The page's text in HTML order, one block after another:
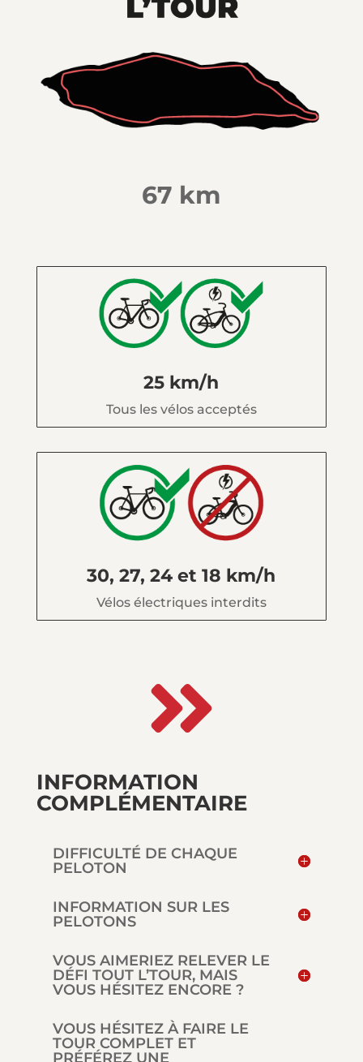
67 km
25 km/h
Tous les vélos acceptés
30, 27, 24 et 18 km/h
Vélos électriques interdits

INFORMATION
COMPLÉMENTAIRE
DIFFICULTÉ DE CHAQUE
PELOTON
INFORMATION SUR LES
PELOTONS
VOUS AIMERIEZ RELEVER LE
DÉFI TOUT L’TOUR, MAIS
VOUS HÉSITEZ ENCORE ?
VOUS HÉSITEZ À FAIRE LE
TOUR COMPLET ET
PRÉFÉREZ UNE